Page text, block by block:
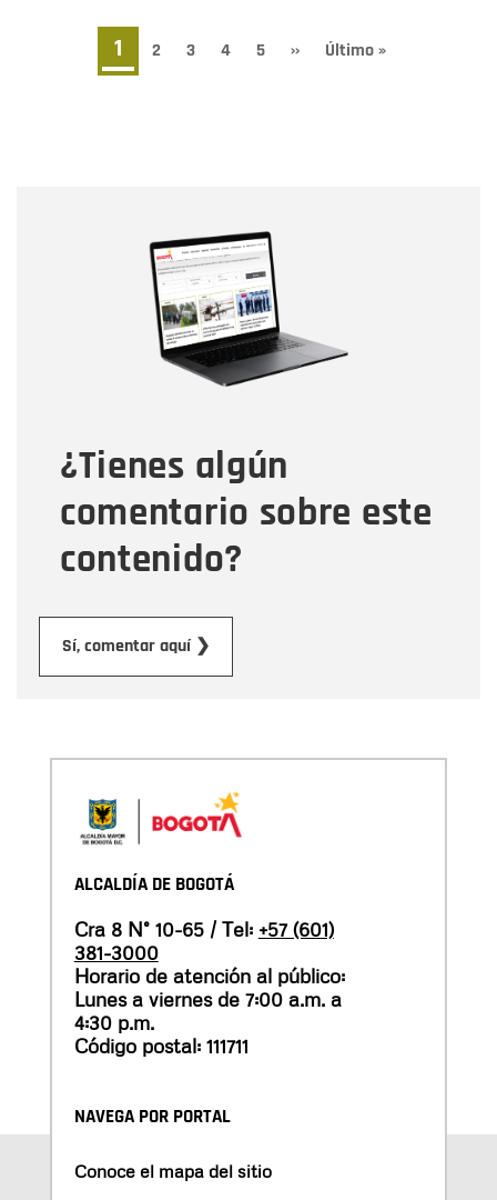
Paginación
Página
actual
1 Page
2 Page
3 Page
4 Page
5
Siguiente
››
Última
Último »
¿Tienes algún
comentario sobre este
contenido?
Sí, comentar aquí ❯
Correo electrónico
Tipo de comentario
Mensaje
ALCALDÍA DE BOGOTÁ
Cra 8 N° 10-65 / Tel: +57 (601)
381-3000
Horario de atención al público:
Lunes a viernes de 7:00 a.m. a
4:30 p.m.
Código postal: 111711
NAVEGA POR PORTAL
Conoce el mapa del sitio